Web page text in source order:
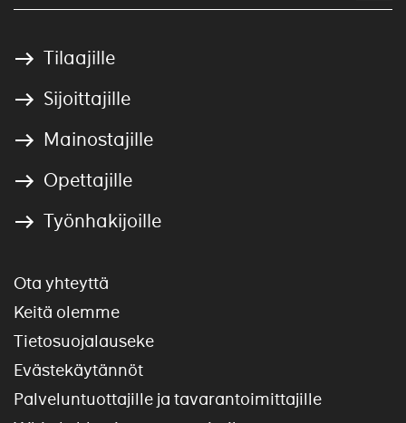
Tilaajille
Sijoittajille
Mainostajille
Opettajille
Työnhakijoille
Ota yhteyttä
Keitä olemme
Tietosuojalauseke
Evästekäytännöt
Palveluntuottajille ja tavarantoimittajille